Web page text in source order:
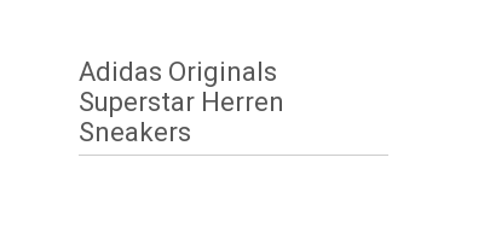
Adidas Originals
Superstar Herren
Sneakers